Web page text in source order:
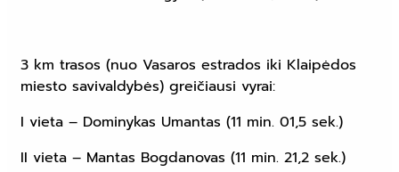
3 km trasos (nuo Vasaros estrados iki Klaipėdos
miesto savivaldybės) greičiausi vyrai:
I vieta – Dominykas Umantas (11 min. 01,5 sek.)
II vieta – Mantas Bogdanovas (11 min. 21,2 sek.)